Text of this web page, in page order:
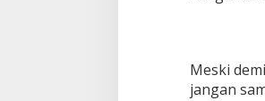
Meski
jangan